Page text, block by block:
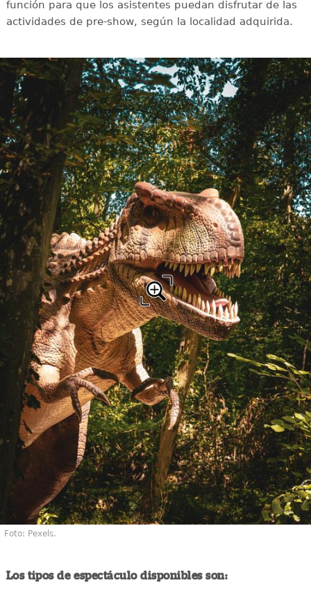
función para que los asistentes puedan disfrutar de las
actividades de pre-show, según la localidad adquirida.
Foto: Pexels.
Los tipos de espectáculo disponibles son: